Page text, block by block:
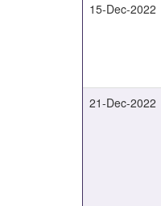
15-Dec-2022
21-Dec-2022